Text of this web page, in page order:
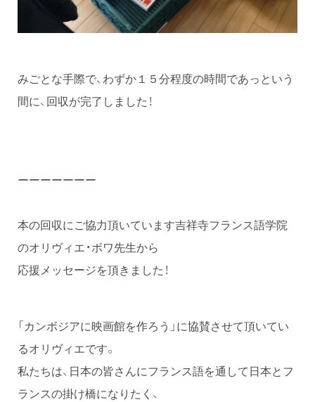
みごとな手際で、わずか１５分程度の時間であっという
間に、回収が完了しました！
ーーーーーーー
本の回収にご協力頂いています吉祥寺フランス語学院
のオリヴィエ・ボワ先生から
応援メッセージを頂きました！
「カンボジアに映画館を作ろう」に協賛させて頂いてい
るオリヴィエです。
私たちは、日本の皆さんにフランス語を通して日本とフ
ランスの掛け橋になりたく、